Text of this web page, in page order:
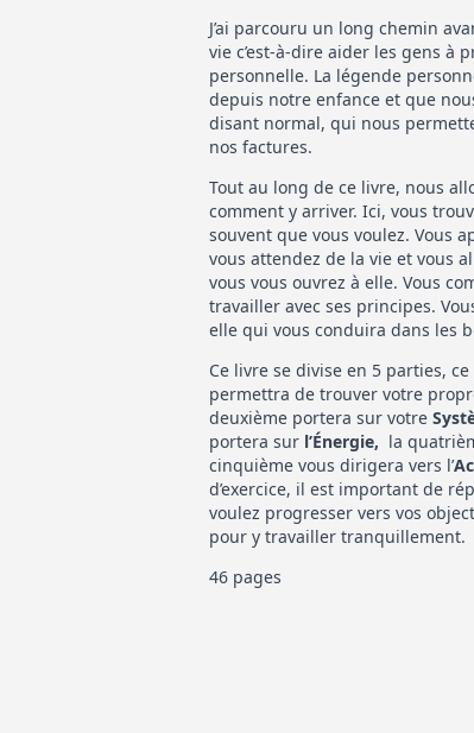
J’ai parcouru un long chemin
vie c’est-à-dire aider les gens à
personnelle. La légende
depuis notre enfance et que
disant normal, qui nous
nos factures.
Tout au long de ce livre, nous
comment y arriver. Ici, vous
souvent que vous voulez. Vous
vous attendez de la vie et vous
vous vous ouvrez à elle. Vous
travailler avec ses principes.
elle qui vous conduira dans les
Ce livre se divise en 5 parties,
permettra de trouver votre
deuxième portera sur votre
portera sur l’Énergie, la
cinquième vous dirigera vers l’
d’exercice, il est important de
voulez progresser vers vos
pour y travailler tranquillement.
46 pages